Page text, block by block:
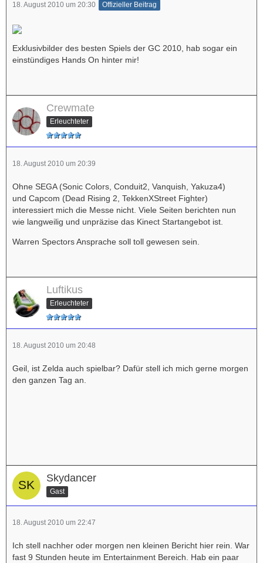
18. August 2010 um 20:30 Offizieller Beitrag
Exklusivbilder des besten Spiels der GC 2010, hab sogar ein
einstündiges Hands On hinter mir!
Crewmate
Erleuchteter
18. August 2010 um 20:39
Ohne SEGA (Sonic Colors, Conduit2, Vanquish, Yakuza4)
und Capcom (Dead Rising 2, TekkenXStreet Fighter)
interessiert mich die Messe nicht. Viele Seiten berichten nun
wie langweilig und unpräzise das Kinect Startangebot ist.
Warren Spectors Ansprache soll toll gewesen sein.
Luftikus
Erleuchteter
18. August 2010 um 20:48
Geil, ist Zelda auch spielbar? Dafür stell ich mich gerne morgen
den ganzen Tag an.
Skydancer
Gast
18. August 2010 um 22:47
Ich stell nachher oder morgen nen kleinen Bericht hier rein. War
fast 9 Stunden heute im Entertainment Bereich. Hab ein paar